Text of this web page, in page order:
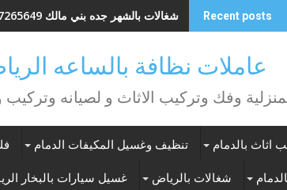
Recent posts شغالات بالشهر جده بني مالك 0577265649
عاملات نظافة بالساعه الرياض 0579418735-
وفك وتركيب الاثاث و لصيانه
اثاث بالدمام تنظيف وغسيل المكيفات الدمام
شغالات بالرياض غسيل سيارات بالبخار